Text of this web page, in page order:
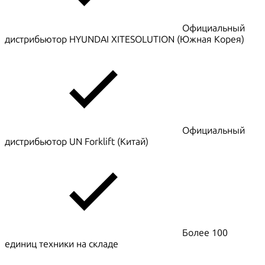
Официальный
дистрибьютор HYUNDAI XITESOLUTION (Южная Корея)
Официальный
дистрибьютор UN Forklift (Китай)
Более 100
единиц техники на складе